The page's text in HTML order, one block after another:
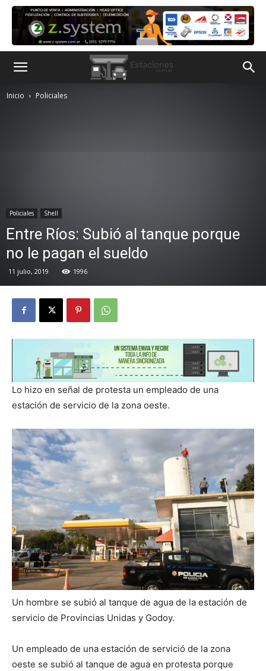
Inicio Policiales
Policiales Shell
Entre Ríos: Subió al tanque porque
no le pagan el sueldo
11 julio, 2019 1996
Lo hizo en señal de protesta un empleado de una
estación de servicio de la zona oeste.
Un hombre se subió al tanque de agua de la estación de
servicio de Provincias Unidas y Godoy.
Un empleado de una estación de servició de la zona
oeste se subió al tanque de agua en protesta porque